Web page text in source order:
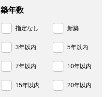
築年数
指定なし 新築
3年以内 5年以内
7年以内 10年以内
15年以内 20年以内